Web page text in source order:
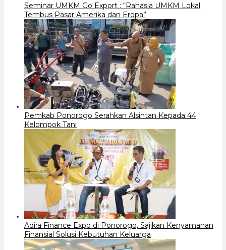
Seminar UMKM Go Export : “Rahasia UMKM Lokal
Tembus Pasar Amerika dan Eropa”
Pemkab Ponorogo Serahkan Alsintan Kepada 44
Kelompok Tani
Adira Finance Expo di Ponorogo, Sajikan Kenyamanan
Finansial Solusi Kebutuhan Keluarga